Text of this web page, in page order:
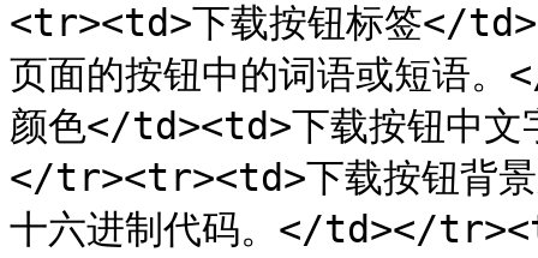
<tr><td>下载按钮标签</
页面的按钮中的词语或短语
颜色</td><td>下载按钮中文
</tr><tr><td>下载按钮背景
十六进制代码。</td></